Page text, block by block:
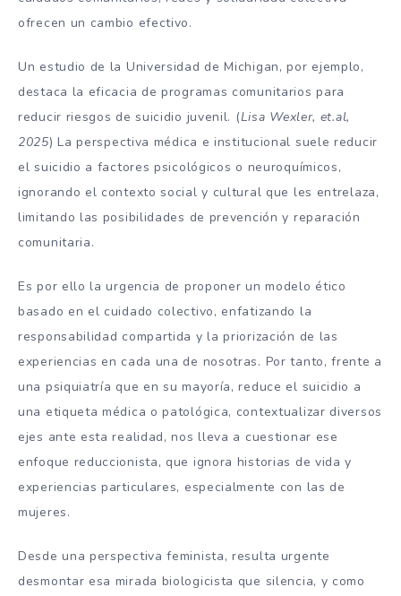
ofrecen un cambio efectivo.
Un estudio de la Universidad de Michigan, por ejemplo,
destaca la eficacia de programas comunitarios para
reducir riesgos de suicidio juvenil. (Lisa Wexler, et.al,
2025) La perspectiva médica e institucional suele reducir
el suicidio a factores psicológicos o neuroquímicos,
ignorando el contexto social y cultural que les entrelaza,
limitando las posibilidades de prevención y reparación
comunitaria.
Es por ello la urgencia de proponer un modelo ético
basado en el cuidado colectivo, enfatizando la
responsabilidad compartida y la priorización de las
experiencias en cada una de nosotras. Por tanto, frente a
una psiquiatría que en su mayoría, reduce el suicidio a
una etiqueta médica o patológica, contextualizar diversos
ejes ante esta realidad, nos lleva a cuestionar ese
enfoque reduccionista, que ignora historias de vida y
experiencias particulares, especialmente con las de
mujeres.
Desde una perspectiva feminista, resulta urgente
desmontar esa mirada biologicista que silencia, y como